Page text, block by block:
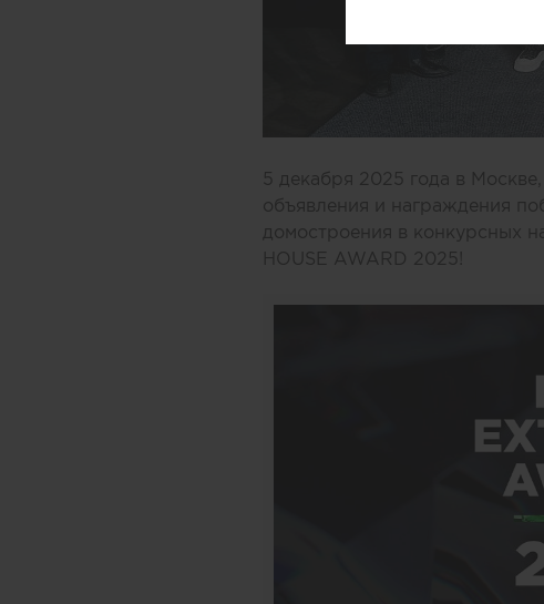
5 декабря 2025 года в
объявления и награждения
домостроения в конкурсных
HOUSE AWARD 2025!